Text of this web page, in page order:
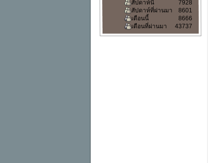
สัปดาห์นี้
7928
สัปดาห์ที่ผ่านมา
8601
เดือนนี้
8666
เดือนที่ผ่านมา
43737